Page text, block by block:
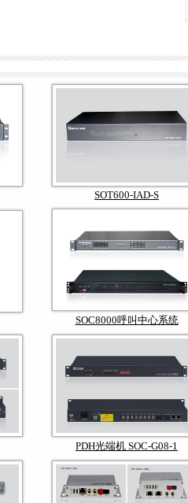
SOT600-IAD-S
SOC8000呼叫中心系统
PDH光端机 SOC-G08-1